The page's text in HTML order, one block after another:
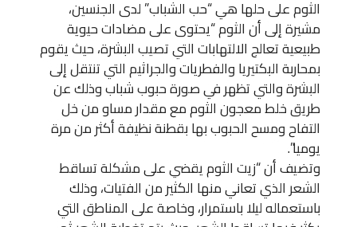
الثوم على حلها هي “حب الشباب” لدى الجنسين،
مشيرة إلى أن الثوم “يحتوى على مضادات حيوية
طبيعية تعالج الالتهابات التي تصيب البشرة، حيث يقوم
بمحاربة البكتيريا والفطريات والجراثيم التي تنتقل إلى
البشرة والتي تظهر في صورة حبوب شباب وذلك عن
طريق خلط معجون الثوم مع مقدار مساو من خل
التفاح ومسح الحبوب بها بقطنة نظيفة أكثر من مرة
يوميا”.
وتضيف أن “زيت الثوم يقضي على مشكلة تساقط
الشعر الذي تعاني منها الكثير من الفتيات، وذلك
باستعماله ليلا باستمرار، وخاصة على المناطق التي